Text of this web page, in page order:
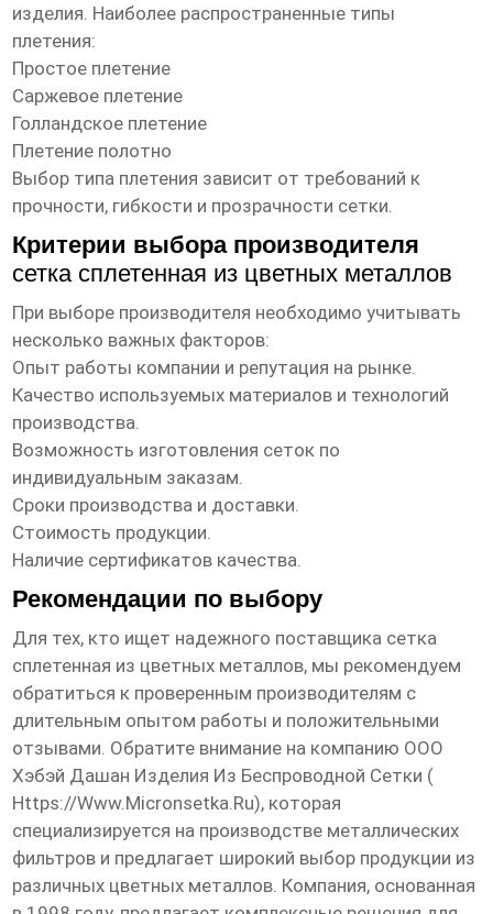
изделия. Наиболее распространенные типы
плетения:
Простое плетение
Саржевое плетение
Голландское плетение
Плетение полотно
Выбор типа плетения зависит от требований к
прочности, гибкости и прозрачности сетки.
Критерии выбора производителя
сетка сплетенная из цветных металлов
При выборе производителя необходимо учитывать
несколько важных факторов:
Опыт работы компании и репутация на рынке.
Качество используемых материалов и технологий
производства.
Возможность изготовления сеток по
индивидуальным заказам.
Сроки производства и доставки.
Стоимость продукции.
Наличие сертификатов качества.
Рекомендации по выбору
Для тех, кто ищет надежного поставщика сетка
сплетенная из цветных металлов, мы рекомендуем
обратиться к проверенным производителям с
длительным опытом работы и положительными
отзывами. Обратите внимание на компанию ООО
Хэбэй Дашан Изделия Из Беспроводной Сетки (
Https://www.micronsetka.ru), которая
специализируется на производстве металлических
фильтров и предлагает широкий выбор продукции из
различных цветных металлов. Компания, основанная